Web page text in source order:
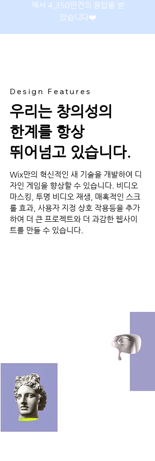
에서 4,350만건의 응답을 받
았습니다❤️
Design Features
우리는 창의성의
한계를 항상
뛰어넘고 있습니다.
Wix만의 혁신적인 새 기술을 개발하여 디
자인 게임을 향상할 수 있습니다. 비디오
마스킹, 투명 비디오 재생, 매혹적인 스크
롤 효과, 사용자 지정 상호 작용등을 추가
하여 더 큰 프로젝트와 더 과감한 웹사이
트를 만들 수 있습니다.